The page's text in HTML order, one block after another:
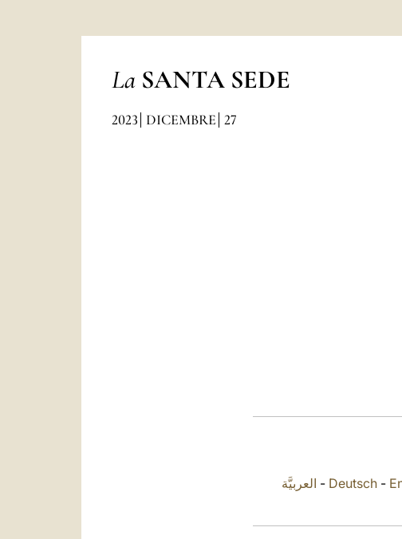
La SANTA SEDE
2023 DICEMBRE 27
العربيَّة - Deutsch-